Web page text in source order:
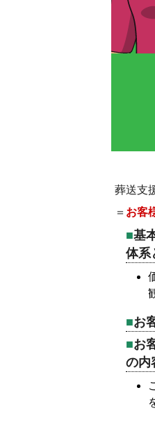
葬送支
＝ お客
基
体系
お
お
の内